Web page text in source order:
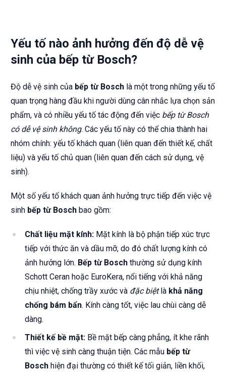
Yếu tố nào ảnh hưởng đến độ dễ vệ
sinh của bếp từ Bosch?
Độ dễ vệ sinh của bếp từ Bosch là một trong những yếu tố
quan trọng hàng đầu khi người dùng cân nhắc lựa chọn sản
phẩm, và có nhiều yếu tố tác động đến việc bếp từ Bosch
có dễ vệ sinh không. Các yếu tố này có thể chia thành hai
nhóm chính: yếu tố khách quan (liên quan đến thiết kế, chất
liệu) và yếu tố chủ quan (liên quan đến cách sử dụng, vệ
sinh).
Một số yếu tố khách quan ảnh hưởng trực tiếp đến việc vệ
sinh bếp từ Bosch bao gồm:
Chất liệu mặt kính: Mặt kính là bộ phận tiếp xúc trực
tiếp với thức ăn và dầu mỡ, do đó chất lượng kính có
ảnh hưởng lớn. Bếp từ Bosch thường sử dụng kính
Schott Ceran hoặc EuroKera, nổi tiếng với khả năng
chịu nhiệt, chống trầy xước và đặc biệtlà khả năng
chống bám bẩn. Kính càng tốt, việc lau chùi càng dễ
dàng.
Thiết kế bề mặt: Bề mặt bếp càng phẳng, ít khe rãnh
thì việc vệ sinh càng thuận tiện. Các mẫu bếp từ
Bosch hiện đại thường có thiết kế tối giản, liền khối,